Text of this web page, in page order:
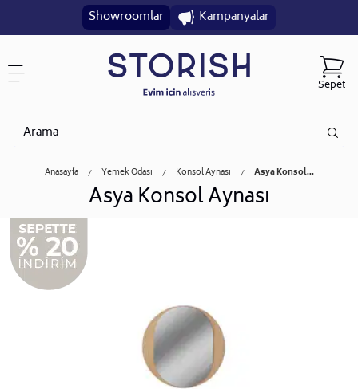
Showroomlar Kampanyalar
Sepet
Anasayfa Yemek Odası Konsol Aynası Asya Konsol...
Asya Konsol Aynası